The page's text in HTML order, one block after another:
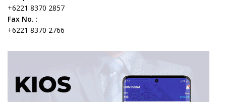
+6221 8370 2857
Fax No. :
+6221 8370 2766